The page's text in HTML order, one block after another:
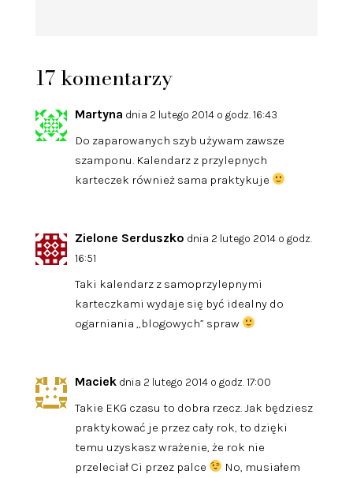
17 komentarzy
Martyna dnia 2 lutego 2014 o godz. 16:43
Do zaparowanych szyb używam zawsze
szamponu. Kalendarz z przylepnych
karteczek również sama praktykuje
Zielone Serduszko dnia 2 lutego 2014 o godz.
16:51
Taki kalendarz z samoprzylepnymi
karteczkami wydaje się być idealny do
ogarniania „blogowych” spraw
Maciek dnia 2 lutego 2014 o godz. 17:00
Takie EKG czasu to dobra rzecz. Jak będziesz
praktykować je przez cały rok, to dzięki
temu uzyskasz wrażenie, że rok nie
przeleciał Ci przez palce
No, musiałem